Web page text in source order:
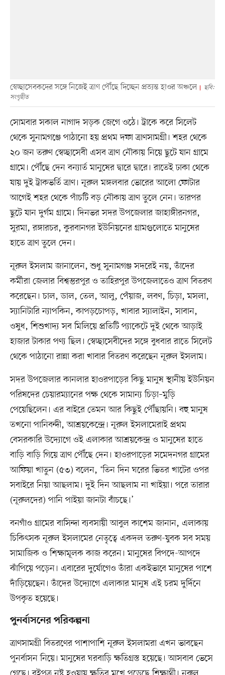
স্বেচ্ছাসেবকদের সঙ্গে নিজেই ত্রাণ পৌঁছে দিচ্ছেন প্রত্যন্ত হাওর অঞ্চলে
ছবি:
সংগৃহীত
সোমবার সকাল নাগাদ সড়ক জেগে ওঠে। ট্রাকে করে সিলেট
থেকে সুনামগঞ্জে পাঠানো হয় প্রথম দফা ত্রাণসামগ্রী। শহর থেকে
২০ জন তরুণ স্বেচ্ছাসেবী এসব ত্রাণ নৌকায় নিয়ে ছুটে যান গ্রামে
গ্রামে। পৌঁছে দেন বন্যার্ত মানুষের দ্বারে দ্বারে। রাতেই ঢাকা থেকে
যায় দুই ট্রাকভর্তি ত্রাণ। নূরুল মঙ্গলবার ভোরের আলো ফোটার
আগেই শহর থেকে পাঁচটি বড় নৌকায় ত্রাণ তুলে নেন। তারপর
ছুটে যান দুর্গম গ্রামে। দিনভর সদর উপজেলার জাহাঙ্গীরনগর,
সুরমা, রঙ্গারচর, কুরবানগর ইউনিয়নের গ্রামগুলোতে মানুষের
হাতে ত্রাণ তুলে দেন।
নূরুল ইসলাম জানালেন, শুধু সুনামগঞ্জ সদরেই নয়, তাঁদের
কর্মীরা জেলার বিশ্বম্ভরপুর ও তাহিরপুর উপজেলাতেও ত্রাণ বিতরণ
করেছেন। চাল, ডাল, তেল, আলু, পেঁয়াজ, লবণ, চিড়া, মসলা,
স্যানিটারি ন্যাপকিন, কাপড়চোপড়, খাবার স্যালাইন, সাবান,
ওষুধ, শিশুখাদ্য সব মিলিয়ে প্রতিটি প্যাকেটে দুই থেকে আড়াই
হাজার টাকার পণ্য ছিল। স্বেচ্ছাসেবীদের সঙ্গে বুধবার রাতে সিলেট
থেকে পাঠানো রান্না করা খাবার বিতরণ করেছেন নূরুল ইসলাম।
সদর উপজেলার কানলার হাওরপাড়ের কিছু মানুষ স্থানীয় ইউনিয়ন
পরিষদের চেয়ারম্যানের পক্ষ থেকে সামান্য চিড়া–মুড়ি
পেয়েছিলেন। এর বাইরে তেমন আর কিছুই পৌঁছায়নি। বহু মানুষ
তখনো পানিবন্দী, আশ্রয়কেন্দ্রে। নূরুল ইসলামেরাই প্রথম
বেসরকারি উদ্যোগে ওই এলাকার আশ্রয়কেন্দ্র ও মানুষের হাতে
বাড়ি বাড়ি গিয়ে ত্রাণ পৌঁছে দেন। হাওরপাড়ের সমেদনগর গ্রামের
আফিয়া খাতুন (৫৩) বলেন, ‘তিন দিন ঘরের ভিতর খাটের ওপর
সবাইরে নিয়া আছলাম। দুই দিন আছলাম না খাইয়া। পরে তারার
(নূরুলদের) পানি পাইয়া জানটা বাঁচছে।’
বনগাঁও গ্রামের বাসিন্দা ব্যবসায়ী আবুল কাশেম জানান, এলাকায়
চিকিৎসক নূরুল ইসলামের নেতৃত্বে একদল তরুণ-যুবক সব সময়
সামাজিক ও শিক্ষামূলক কাজ করেন। মানুষের বিপদে-আপদে
ঝাঁপিয়ে পড়েন। এবারের দুর্যোগেও তাঁরা একইভাবে মানুষের পাশে
দাঁড়িয়েছেন। তাঁদের উদ্যোগে এলাকার মানুষ এই চরম দুর্দিনে
উপকৃত হয়েছে।
পুনর্বাসনের পরিকল্পনা
ত্রাণসামগ্রী বিতরণের পাশাপাশি নূরুল ইসলামরা এখন ভাবছেন
পুনর্বাসন নিয়ে। মানুষের ঘরবাড়ি ক্ষতিগ্রস্ত হয়েছে। আসবাব ভেসে